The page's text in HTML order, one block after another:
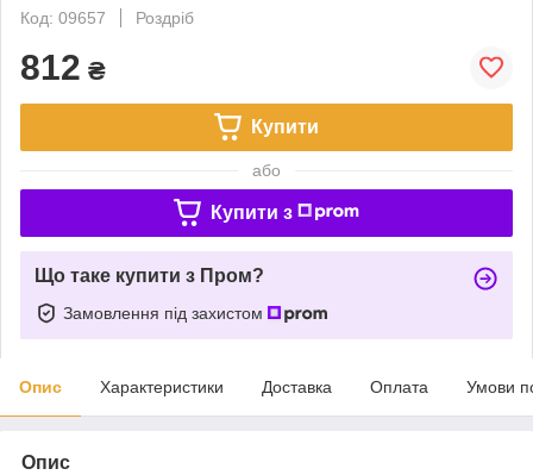
Код: 09657
Роздріб
812 ₴
Купити
або
Купити з
Що таке купити з Пром?
Замовлення під захистом
Опис Характеристики Доставка Оплата Умови
Опис